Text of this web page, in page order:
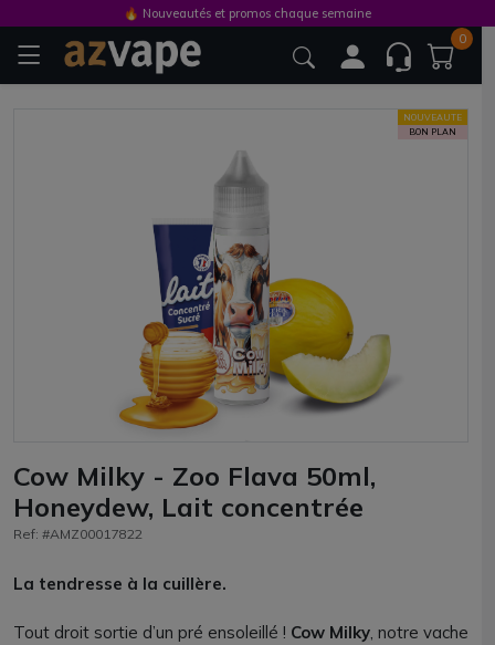
0
NOUVEAUTE
BON PLAN
Cow Milky - Zoo Flava 50ml,
Honeydew, Lait concentrée
Ref: #AMZ00017822
La tendresse à la cuillère.
Tout droit sortie d’un pré ensoleillé ! Cow Milky, notre vache
🔥 Nouveautés et promos chaque semaine